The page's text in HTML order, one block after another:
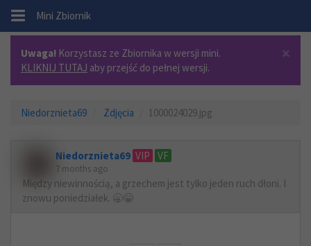
. Mini Zbiornik
×
Uwaga! Korzystasz ze Zbiornika w wersji mini.
KLIKNIJ TUTAJ aby przejść do pełnej wersji.
Niedorznieta69 Zdjęcia 1000024029.jpg
Niedorznieta69 VIP VF
7 months ago
Między niewinnością, a grzechem jest tylko jeden ruch dłoni. I
znowu poniedziałek. 🥱😁